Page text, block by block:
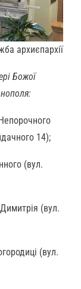
архиєпархії
Божої
14);
(вул.
(вул.
(вул.